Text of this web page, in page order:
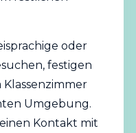
oder
festigen
Klassenzimmer
Umgebung.
Kontakt mit